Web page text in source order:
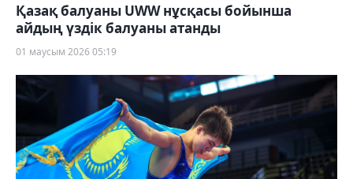
Қазақ балуаны UWW нұсқасы бойынша
айдың үздік балуаны атанды
01 маусым 2026 05:19